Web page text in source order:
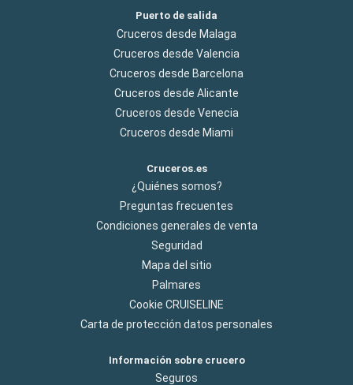
Puerto de salida
Cruceros desde Malaga
Cruceros desde Valencia
Cruceros desde Barcelona
Cruceros desde Alicante
Cruceros desde Venecia
Cruceros desde Miami
Cruceros.es
¿Quiénes somos?
Preguntas frecuentes
Condiciones generales de venta
Seguridad
Mapa del sitio
Palmares
Cookie CRUISELINE
Carta de protección datos personales
Información sobre crucero
Seguros